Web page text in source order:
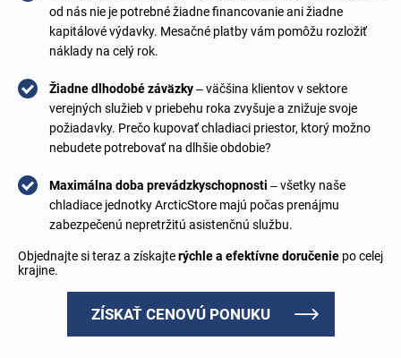
od nás nie je potrebné žiadne financovanie ani žiadne
kapitálové výdavky. Mesačné platby vám pomôžu rozložiť
náklady na celý rok.
Žiadne dlhodobé záväzky– väčšina klientov v sektore
verejných služieb v priebehu roka zvyšuje a znižuje svoje
požiadavky. Prečo kupovať chladiaci priestor, ktorý možno
nebudete potrebovať na dlhšie obdobie?
Maximálna doba prevádzkyschopnosti – všetky naše
chladiace jednotky ArcticStore majú počas prenájmu
zabezpečenú nepretržitú asistenčnú službu.
Objednajte si teraz a získajterýchle a efektívne doručenie po celej
krajine.
ZÍSKAŤ CENOVÚ PONUKU